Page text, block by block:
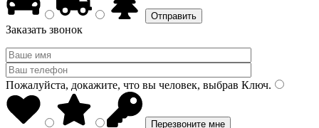
Заказать звонок
Пожалуйста, докажите, что вы человек, выбрав Ключ.